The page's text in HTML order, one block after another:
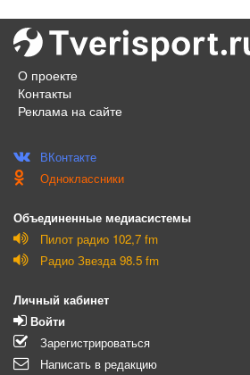
О проекте
Контакты
Реклама на сайте
ВКонтакте
Одноклассники
Объединенные медиасистемы
Пилот радио 102,7 fm
Радио Звезда 98.5 fm
Личный кабинет
Войти
Зарегистрироваться
Написать в редакцию